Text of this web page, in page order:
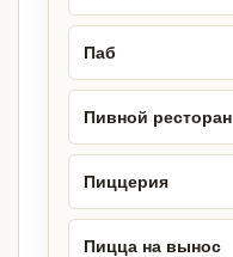
Паб
Пивной ресторан
Пиццерия
Пицца на вынос